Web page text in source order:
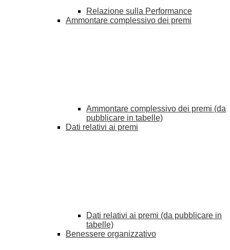
Relazione sulla Performance
Ammontare complessivo dei premi
Ammontare complessivo dei premi (da
pubblicare in tabelle)
Dati relativi ai premi
Dati relativi ai premi (da pubblicare in
tabelle)
Benessere organizzativo